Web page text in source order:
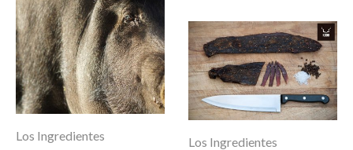
Los Ingredientes Los Ingredientes